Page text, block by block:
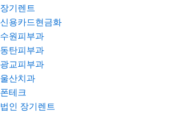
장기렌트
신용카드현금화
수원피부과
동탄피부과
광교피부과
울산치과
폰테크
법인 장기렌트